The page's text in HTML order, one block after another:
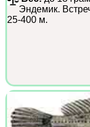
Эндемик.
25-400 м.